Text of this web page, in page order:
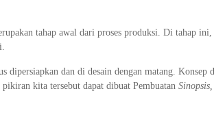
tahap awal dari proses produksi. Di tahap ini,
dipersiapkan dan di desain dengan matang.
kita tersebut dapat dibuat Pembuatan